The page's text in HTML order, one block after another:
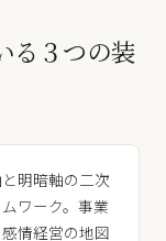
る３つの装
明暗軸の二次
ワーク。事業
情経営の地図